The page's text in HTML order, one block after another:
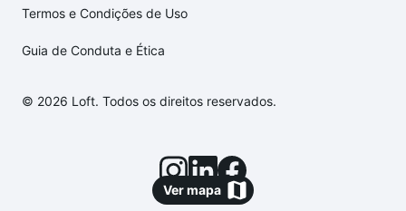
Ver mapa
Termos e Condições de Uso
Guia de Conduta e Ética
© 2026 Loft. Todos os direitos reservados.